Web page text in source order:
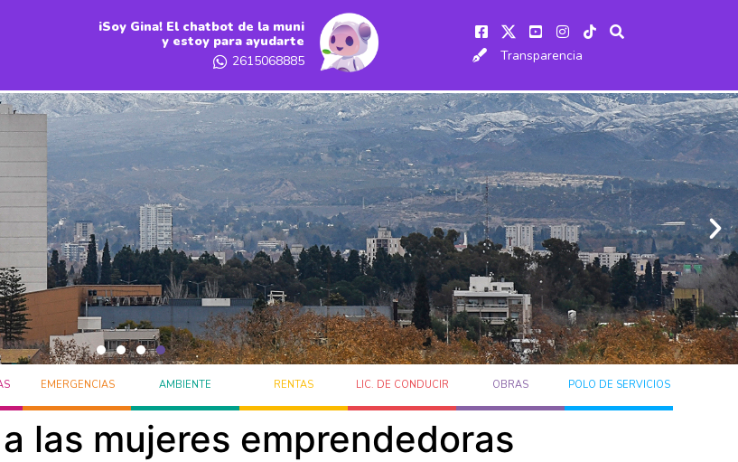
iSoy Gina! El chatbot de la muni
y estoy para ayudarte
2615068885
Transparencia
EMERGENCIAS AMBIENTE RENTAS LIC. DE CONDUCIR OBRAS POLO DE SERVICIOS
las mujeres emprendedoras